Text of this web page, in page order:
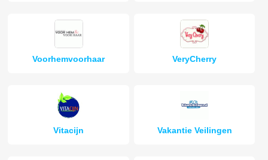
Voorhemvoorhaar VeryCherry
Vitacijn Vakantie Veilingen